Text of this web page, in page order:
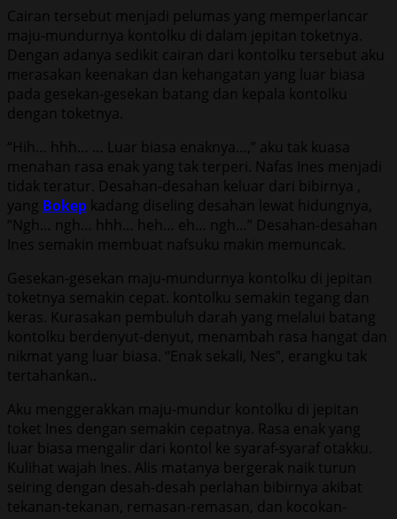
Cairan tersebut menjadi pelumas yang memperlancar
maju-mundurnya kontolku di dalam jepitan toketnya.
Dengan adanya sedikit cairan dari kontolku tersebut aku
merasakan keenakan dan kehangatan yang luar biasa
pada gesekan-gesekan batang dan kepala kontolku
dengan toketnya.
“Hih… hhh… … Luar biasa enaknya…,” aku tak kuasa
menahan rasa enak yang tak terperi. Nafas Ines menjadi
tidak teratur. Desahan-desahan keluar dari bibirnya ,
yang Bokep kadang diseling desahan lewat hidungnya,
“Ngh… ngh… hhh… heh… eh… ngh…” Desahan-desahan
Ines semakin membuat nafsuku makin memuncak.
Gesekan-gesekan maju-mundurnya kontolku di jepitan
toketnya semakin cepat. kontolku semakin tegang dan
keras. Kurasakan pembuluh darah yang melalui batang
kontolku berdenyut-denyut, menambah rasa hangat dan
nikmat yang luar biasa. “Enak sekali, Nes”, erangku tak
tertahankan..
Aku menggerakkan maju-mundur kontolku di jepitan
toket Ines dengan semakin cepatnya. Rasa enak yang
luar biasa mengalir dari kontol ke syaraf-syaraf otakku.
Kulihat wajah Ines. Alis matanya bergerak naik turun
seiring dengan desah-desah perlahan bibirnya akibat
tekanan-tekanan, remasan-remasan, dan kocokan-